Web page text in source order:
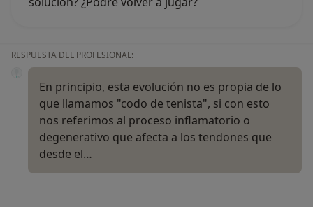
RESPUESTA DEL PROFESIONAL:
En principio, esta evolución no es propia de lo
que llamamos "codo de tenista", si con esto
nos referimos al proceso inflamatorio o
degenerativo que afecta a los tendones que
desde el…